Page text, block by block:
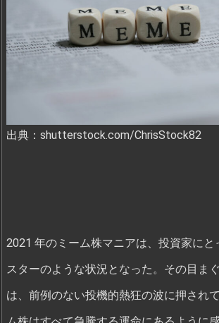
出典：shutterstock.com/ChrisStock82
2021 年のミーム株マニアは、投資家にと
スターのような状況となった。その目ま
は、前例のない投機的熱狂の波に押され